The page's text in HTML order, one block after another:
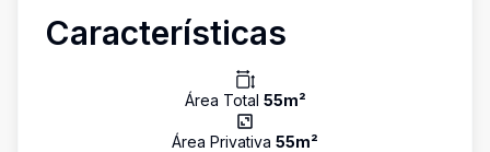
Características
Área Total 55m²
Área Privativa 55m²